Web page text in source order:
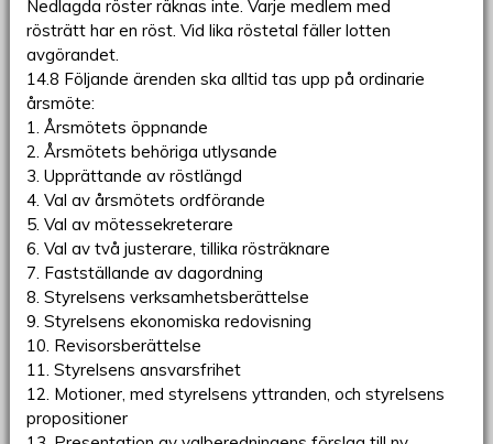
Nedlagda röster räknas inte. Varje medlem med
rösträtt har en röst. Vid lika röstetal fäller lotten
avgörandet.
14.8 Följande ärenden ska alltid tas upp på ordinarie
årsmöte:
1. Årsmötets öppnande
2. Årsmötets behöriga utlysande
3. Upprättande av röstlängd
4. Val av årsmötets ordförande
5. Val av mötessekreterare
6. Val av två justerare, tillika rösträknare
7. Fastställande av dagordning
8. Styrelsens verksamhetsberättelse
9. Styrelsens ekonomiska redovisning
10. Revisorsberättelse
11. Styrelsens ansvarsfrihet
12. Motioner, med styrelsens yttranden, och styrelsens
propositioner